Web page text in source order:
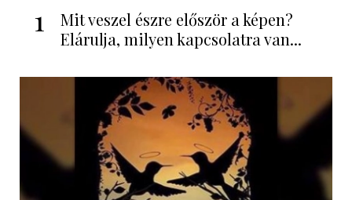
1
Mit veszel észre először a képen?
Elárulja, milyen kapcsolatra van...